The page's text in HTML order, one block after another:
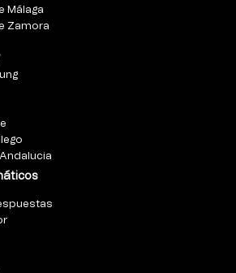
Málaga
Zamora